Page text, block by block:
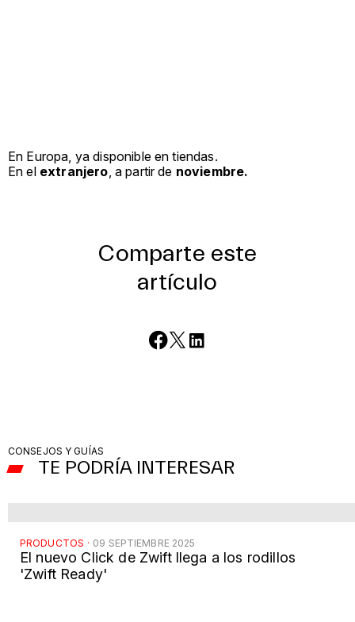
En Europa, ya disponible en tiendas.
En el extranjero , a partir de noviembre.
Comparte este
artículo
CONSEJOS Y GUÍAS
TE PODRÍA INTERESAR
PRODUCTOS · 09 SEPTIEMBRE 2025
El nuevo Click de Zwift llega a los rodillos
'Zwift Ready'